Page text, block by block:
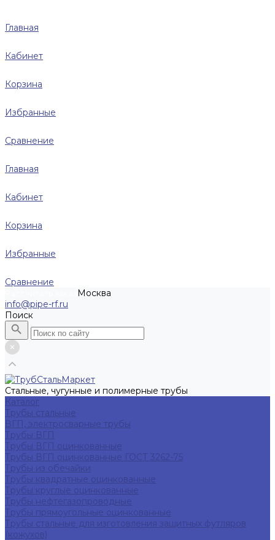
Главная
Кабинет
Корзина
Избранные
Сравнение
Главная
Кабинет
Корзина
Избранные
Сравнение
Москва
info@pipe-rf.ru
Поиск
Стальные, чугунные и полимерные трубы
Каталог
Трубы стальные
ВГП, электросварные трубы
Трубы ВГП
Трубы ВГП оцинкованные
Трубы ВГП оцинкованные ГОСТ 3262-75
Трубы из обечайки
Трубы квадратные оцинкованные
Трубы круглые оцинкованные
Трубы нефтегазопроводные
Трубы прямоугольные оцинкованные
Трубы стальные для изготовления защитных футляров
(кожухов)